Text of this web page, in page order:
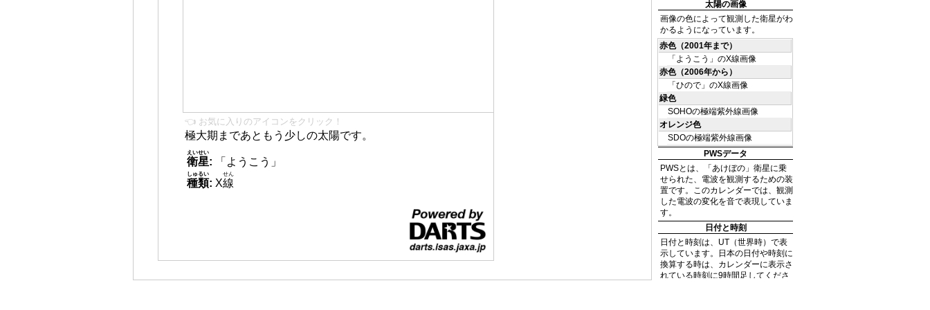
👈 お気に入りのアイコンをクリック！
極大期まであともう少しの太陽です。
衛星
えいせい
:
「ようこう」
種類
しゅるい
: X線
せん